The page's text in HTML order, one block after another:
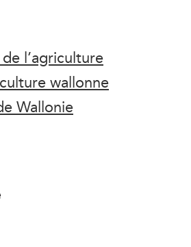
l’agriculture
wallonne
Wallonie